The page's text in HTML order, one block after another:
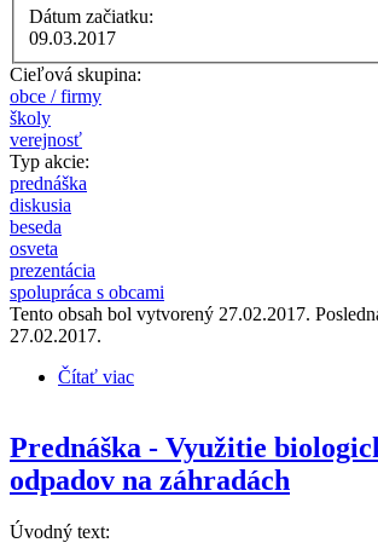
Dátum začiatku:
09.03.2017
Cieľová skupina:
obce / firmy
školy
verejnosť
Typ akcie:
prednáška
diskusia
beseda
osveta
prezentácia
spolupráca s obcami
Tento obsah bol vytvorený 27.02.2017.
27.02.2017.
Čítať viac
Prednáška - Využitie
odpadov na záhradách
Úvodný text: